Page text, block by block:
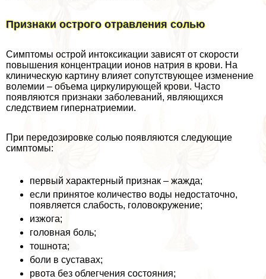
Признаки острого отравления солью
Симптомы острой интоксикации зависят от скорости
повышения концентрации ионов натрия в крови. На
клиническую картину влияет сопутствующее изменение
волемии – объема циркулирующей крови. Часто
появляются признаки заболеваний, являющихся
следствием гипернатриемии.
При передозировке солью появляются следующие
симптомы:
первый хаpaктерный признак – жажда;
если принятое количество воды недостаточно,
появляется слабость, головокружение;
изжога;
головная боль;
тошнота;
боли в суставах;
рвота без облегчения состояния;